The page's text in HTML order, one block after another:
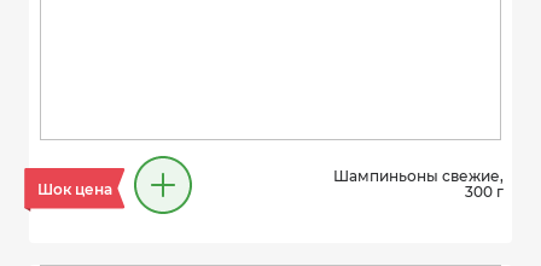
Шок цена
Шампиньоны свежие,
300 г